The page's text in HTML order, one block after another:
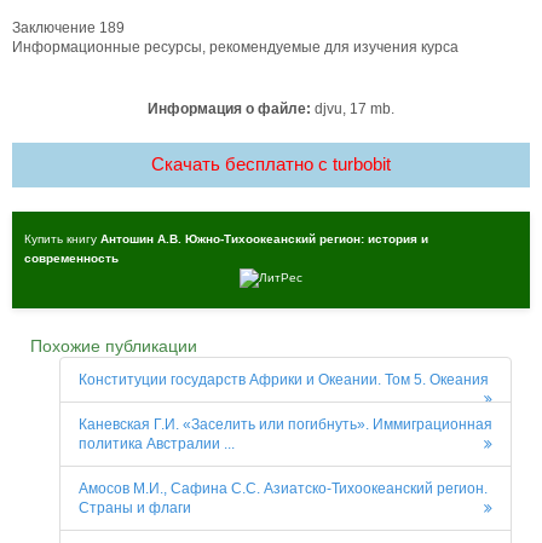
Заключение 189
Информационные ресурсы, рекомендуемые для изучения курса
Информация о файле: djvu, 17 mb.
Скачать бесплатно c turbobit
Купить книгу Антошин А.В. Южно-Тихоокеанский регион: история и
современность
Похожие публикации
Конституции государств Африки и Океании. Том 5. Океания
Каневская Г.И. «Заселить или погибнуть». Иммиграционная
политика Австралии ...
Амосов М.И., Сафина С.С. Азиатско-Тихоокеанский регион.
Страны и флаги